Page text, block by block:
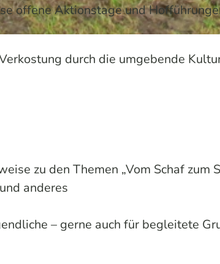
offene Aktionstage und
durch die umgebende
zu den Themen „Vom Schaf zum
anderes
– gerne auch für begleitete